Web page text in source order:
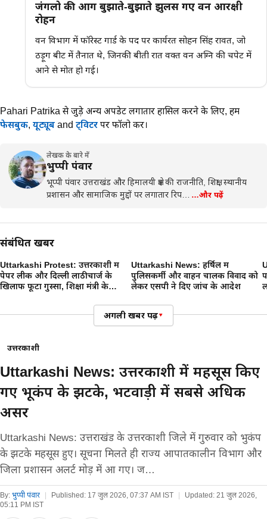
जंगलो की आग बुझाते-बुझाते झुलस गए वन आरक्षी
रोहन
वन विभाग में फॉरेस्ट गार्ड के पद पर कार्यरत सोहन सिंह रावत, जो
ठड़ूग बीट में तैनात थे, जिनकी बीती रात वक्त वन अग्नि की चपेट में
आने से मोत हो गई।
Pahari Patrika से जुड़े अन्य अपडेट लगातार हासिल करने के लिए, हमें
फेसबुक, यूट्यूब and ट्विटर पर फॉलो करें।
लेखक के बारे में
भुप्पी पंवार
भूप्पी पंवार उत्तराखंड और हिमालयी क्षेत्र की राजनीति, शिक्षा, स्थानीय
प्रशासन और सामाजिक मुद्दों पर लगातार रिप…
…और पढ़ें
संबंधित खबरें
Uttarkashi Protest: उत्तरकाशी में
पेपर लीक और दिल्ली लाठीचार्ज के
खिलाफ फूटा गुस्सा, शिक्षा मंत्री के
Uttarkashi News: हर्षिल में
पुलिसकर्मी और वाहन चालक विवाद को
लेकर एसपी ने दिए जांच के आदेश
अगली खबर पढ़ें▾
उत्तरकाशी
Uttarkashi News: उत्तरकाशी में महसूस किए
गए भूकंप के झटके, भटवाड़ी में सबसे अधिक
असर
Uttarkashi News: उत्तराखंड के उत्तरकाशी जिले में गुरुवार को भुकंप
के झटके महसूस हुए। सूचना मिलते ही राज्य आपातकालीन विभाग और
जिला प्रशासन अलर्ट मोड़ में आ गए। ज…
By: भुप्पी पंवार | Published: 17 जुल 2026, 07:37 AM IST | Updated: 21 जुल 2026,
05:11 PM IST